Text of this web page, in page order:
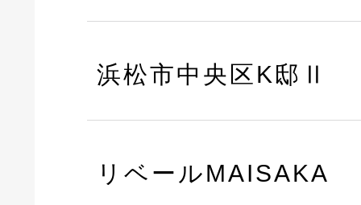
浜松市中央区K邸Ⅱ
リベールMAISAKA